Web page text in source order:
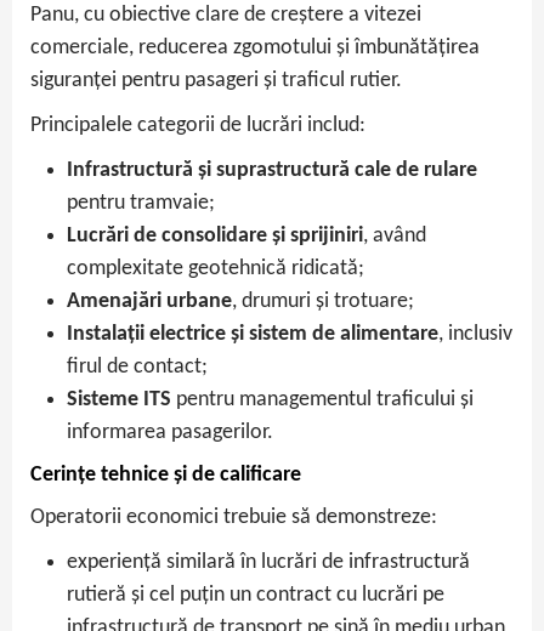
Panu, cu obiective clare de creștere a vitezei
comerciale, reducerea zgomotului și îmbunătățirea
siguranței pentru pasageri și traficul rutier.
Principalele categorii de lucrări includ:
Infrastructură și suprastructură cale de rulare
pentru tramvaie;
Lucrări de consolidare și sprijiniri, având
complexitate geotehnică ridicată;
Amenajări urbane, drumuri și trotuare;
Instalații electrice și sistem de alimentare, inclusiv
firul de contact;
Sisteme ITS pentru managementul traficului și
informarea pasagerilor.
Cerințe tehnice și de calificare
Operatorii economici trebuie să demonstreze:
experiență similară în lucrări de infrastructură
rutieră și cel puțin un contract cu lucrări pe